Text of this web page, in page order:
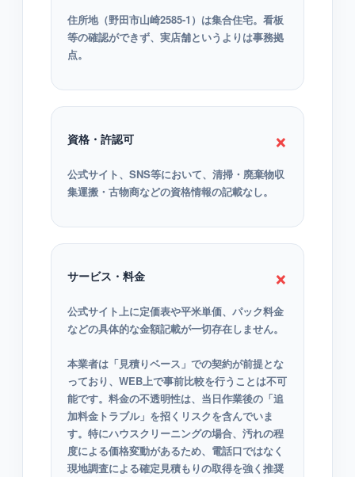
住所地（野田市山崎2585-1）は集合住宅。看板
等の確認ができず、実店舗というよりは事務拠
点。
資格・許認可 ×
公式サイト、SNS等において、清掃・廃棄物収
集運搬・古物商などの資格情報の記載なし。
サービス・料金 ×
公式サイト上に定価表や平米単価、パック料金
などの具体的な金額記載が一切存在しません。
本業者は「見積りベース」での契約が前提とな
っており、WEB上で事前比較を行うことは不可
能です。料金の不透明性は、当日作業後の「追
加料金トラブル」を招くリスクを含んでいま
す。特にハウスクリーニングの場合、汚れの程
度による価格変動があるため、電話口ではなく
現地調査による確定見積もりの取得を強く推奨